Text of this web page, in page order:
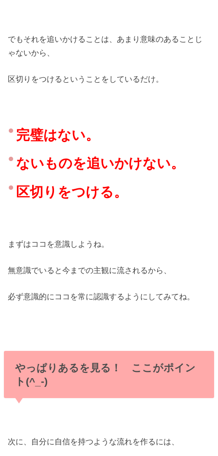
でもそれを追いかけることは、あまり意味のあることじ
ゃないから、
区切りをつけるということをしているだけ。
完璧はない。
ないものを追いかけない。
区切りをつける。
まずはココを意識しようね。
無意識でいると今までの主観に流されるから、
必ず意識的にココを常に認識するようにしてみてね。
やっぱりあるを見る！ ここがポイン
ト(^_-)
次に、自分に自信を持つような流れを作るには、